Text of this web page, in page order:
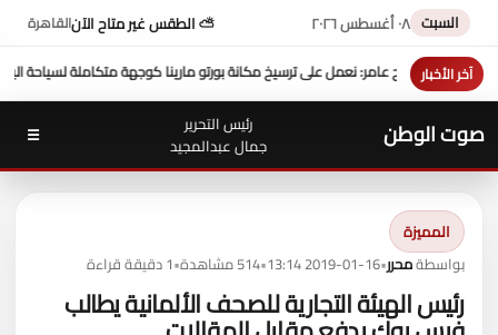
السبت ٠٨ أغسطس ٢٠٢٦ ⛅ الطقس غير متاح الآنالقاهرة
آخر الأخبار
للتيسير عليعزاء واجب ..مكانة بورتو مارينا كوجهة متكاملة لسياحة اليخوت في مصر
صوت الوطن
رئيس التحرير
جمال عبدالمجيد
☰
المميزة
بواسطةمحرر•
2019-01-16 13:14
•514 مشاهدة •1 دقيقة قراءة
رئيس الهيئة التجارية للصحف الألمانية يطالب